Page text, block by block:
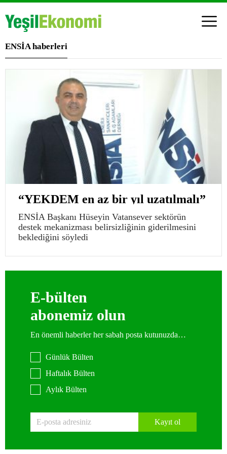
ENSİA haberleri
“YEKDEM en az bir yıl uzatılmalı”
ENSİA Başkanı Hüseyin Vatansever sektörün
destek mekanizması belirsizliğinin giderilmesini
beklediğini söyledi
E-bülten
abonemiz olun
En önemli haberler her sabah posta kutunuzda…
Günlük Bülten
Haftalık Bülten
Aylık Bülten
Kayıt ol